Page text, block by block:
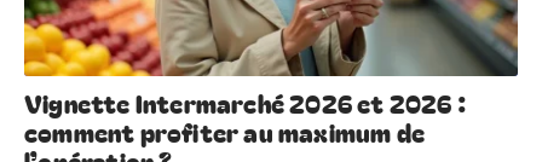
Vignette Intermarché 2026 et 2026 :
comment profiter au maximum de